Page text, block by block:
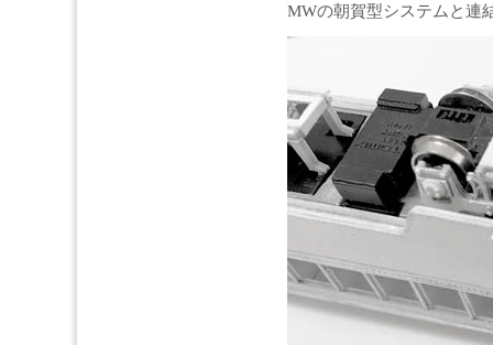
MWの朝賀型システムと連